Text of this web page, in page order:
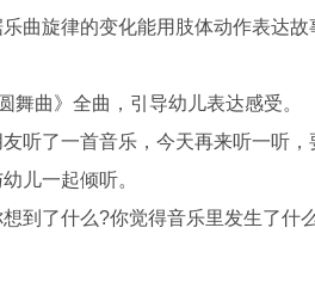
旋律的变化能用肢体动作表达故
曲》全曲，引导幼儿表达感受。
了一首音乐，今天再来听一听，
一起倾听。
了什么?你觉得音乐里发生了什